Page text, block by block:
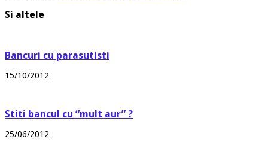
Si altele
Bancuri cu parasutisti
15/10/2012
Stiti bancul cu “mult aur” ?
25/06/2012